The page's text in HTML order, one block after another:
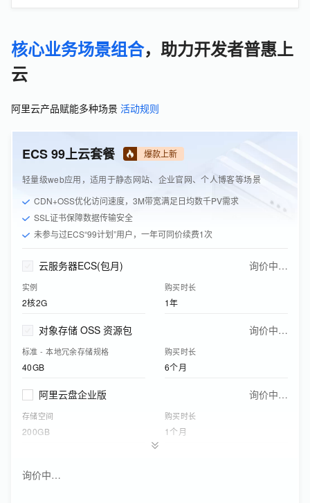
核心业务场景组合，助力开发者普惠上
云
阿里云产品赋能多种场景 活动规则
ECS 99上云套餐 爆款上新
轻量级web应用，适用于静态网站、企业官网、个人博客等场景
CDN+OSS优化访问速度，3M带宽满足日均数千PV需求
SSL证书保障数据传输安全
未参与过ECS“99计划”用户，一年可同价续费1次
云服务器ECS(包月) 询价中…
实例
2核2G
购买时长
1年
对象存储 OSS 资源包 询价中…
标准 - 本地冗余存储规格
40GB
购买时长
6个月
阿里云盘企业版 询价中…
存储空间
200GB
购买时长
1个月
实例网络类型
询价中…